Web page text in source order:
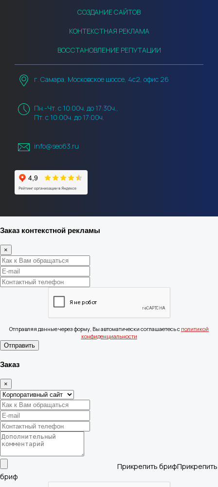
СОЗДАНИЕ САЙТОВ
КОНТЕКСТНАЯ РЕКЛАМА
ВОССТАНОВЛЕНИЕ РЕПУТАЦИИ
г. Самара, Московское шоссе, 4с2, офис 26
Пн.-Чт. с 10:00ч. до 17:30ч.,
Пт. с 10:00ч. до 17:00ч.
info@seo63.ru
Заказ контекстной рекламы
×
Отправляя данные через форму, Вы автоматически соглашаетесь с политикой
конфиденциальности
Отправить
Заказ
×
Прикрепить бриф